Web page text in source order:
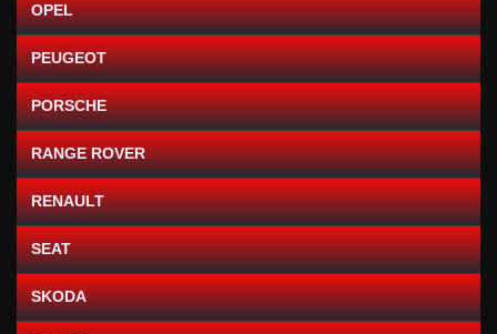
OPEL
PEUGEOT
PORSCHE
RANGE ROVER
RENAULT
SEAT
SKODA